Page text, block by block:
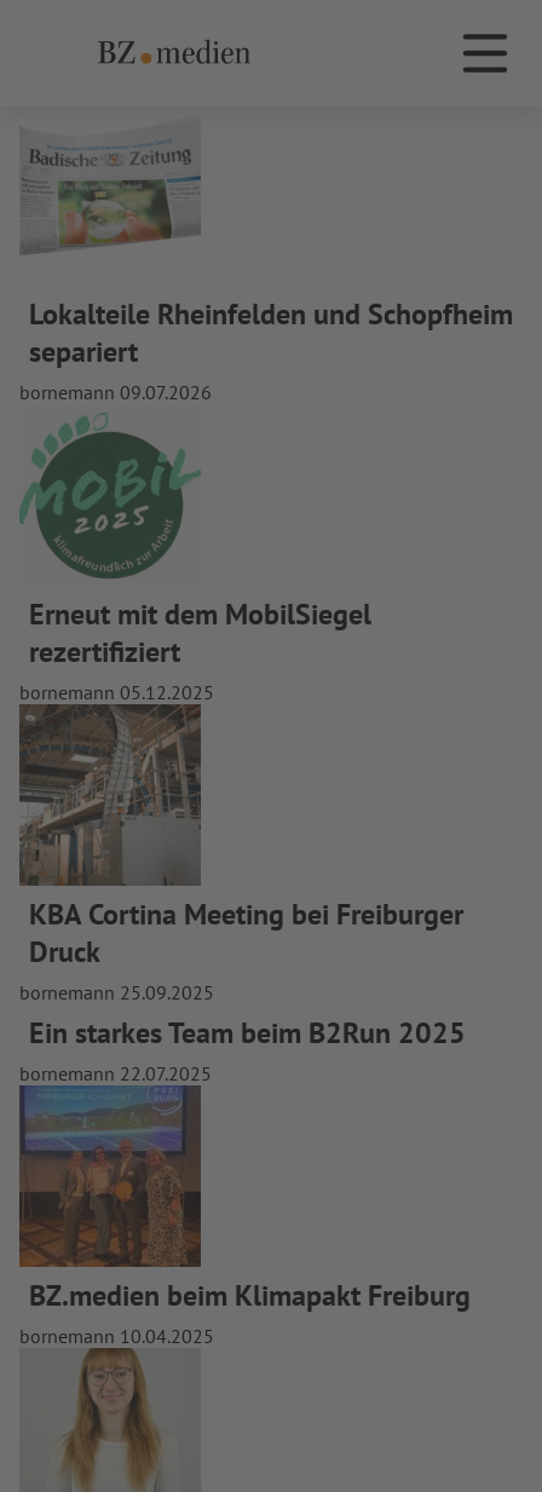
Monat:Oktober 2024
Lokalteile Rheinfelden und Schopfheim
separiert
bornemann 09.07.2026
Erneut mit dem MobilSiegel
rezertifiziert
bornemann 05.12.2025
KBA Cortina Meeting bei Freiburger
Druck
bornemann 25.09.2025
Ein starkes Team beim B2Run 2025
bornemann 22.07.2025
BZ.medien beim Klimapakt Freiburg
bornemann 10.04.2025